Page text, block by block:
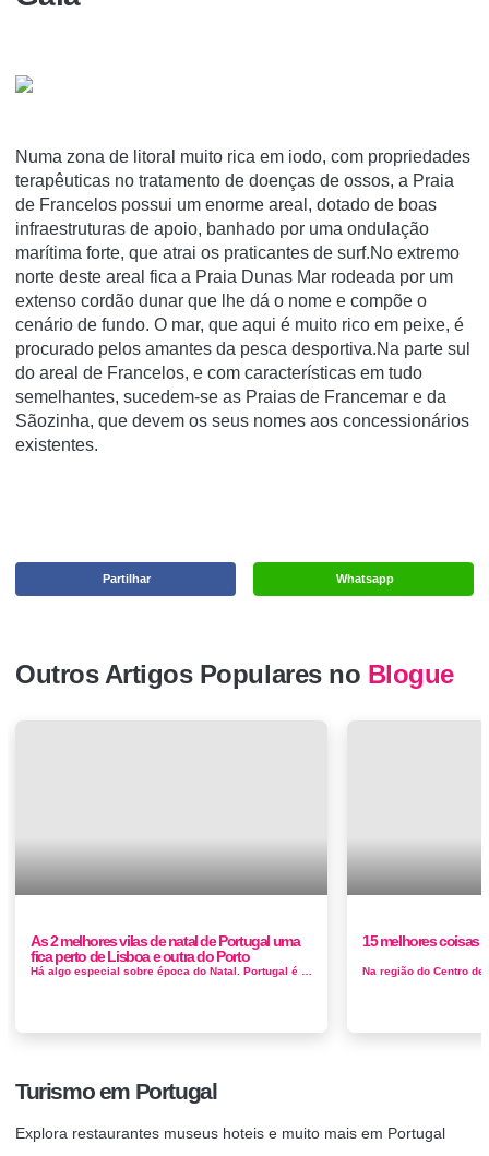
Numa zona de litoral muito rica em iodo, com propriedades
terapêuticas no tratamento de doenças de ossos, a Praia
de Francelos possui um enorme areal, dotado de boas
infraestruturas de apoio, banhado por uma ondulação
marítima forte, que atrai os praticantes de surf.No extremo
norte deste areal fica a Praia Dunas Mar rodeada por um
extenso cordão dunar que lhe dá o nome e compõe o
cenário de fundo. O mar, que aqui é muito rico em peixe, é
procurado pelos amantes da pesca desportiva.Na parte sul
do areal de Francelos, e com características em tudo
semelhantes, sucedem-se as Praias de Francemar e da
Sãozinha, que devem os seus nomes aos concessionários
existentes.
Whatsapp
Partilhar
Outros Artigos Populares no Blogue
As 2 melhores vilas de natal de Portugal uma
fica perto de Lisboa e outra do Porto
15 melhores coisas
Turismo em Portugal
Explora restaurantes museus hoteis e muito mais em Portugal